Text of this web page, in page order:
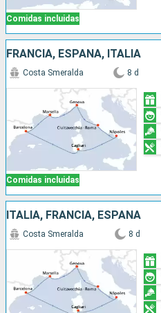
Comidas incluidas
FRANCIA, ESPAÑA, ITALIA
Comidas incluidas
Costa Smeralda 8 d
ITALIA, FRANCIA, ESPAÑA
Costa Smeralda 8 d